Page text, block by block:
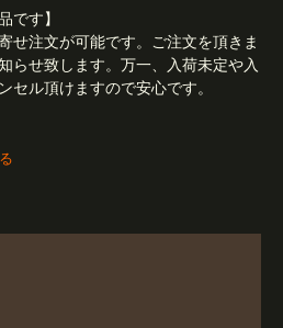
です】
せ注文が可能です。ご注文を頂きま
らせ致します。万一、入荷未定や入
セル頂けますので安心です。